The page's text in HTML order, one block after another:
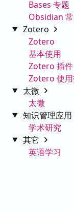
Bases 专题
Obsidian
Zotero
Zotero
基本使用
Zotero 插件
Zotero 使
太微
太微
知识管理应用
学术研究
其它
英语学习